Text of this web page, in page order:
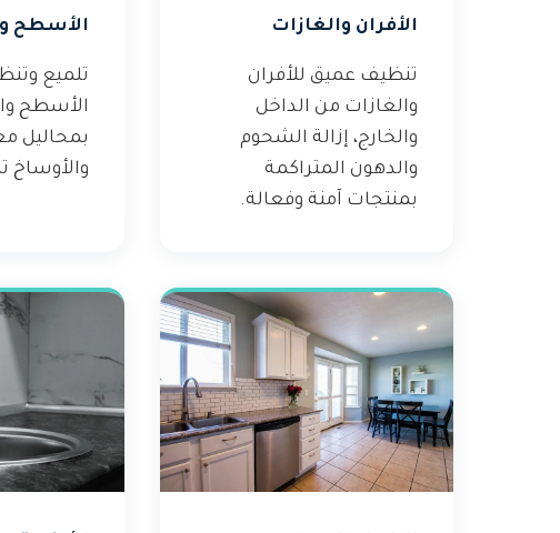
الأفران والغازات
تنظيف عميق للأفران
والغازات من الداخل
والخارج، إزالة الشحوم
والدهون المتراكمة
بمنتجات آمنة وفعالة.
الأسطح
تلميع
الأسطح
بمحاليل
والأوساخ